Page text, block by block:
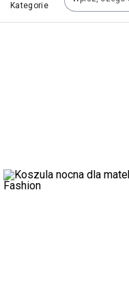
KategorieTwoje zamówienia